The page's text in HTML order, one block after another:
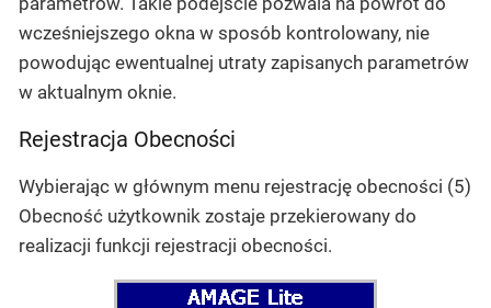
wcześniejszego okna w sposób kontrolowany, nie
powodując ewentualnej utraty zapisanych parametrów
w aktualnym oknie.
Rejestracja Obecności
Wybierając w głównym menu rejestrację obecności (5)
Obecność użytkownik zostaje przekierowany do
realizacji funkcji rejestracji obecności.